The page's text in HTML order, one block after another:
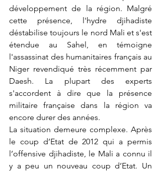
développement de la région. Malgré
cette présence, l'hydre djihadiste
déstabilise toujours le nord Mali et s'est
étendue au Sahel, en témoigne
l'assassinat des humanitaires français au
Niger revendiqué très récemment par
Daesh. La plupart des experts
s'accordent à dire que la présence
militaire française dans la région va
encore durer des années.
La situation demeure complexe. Après
le coup d’Etat de 2012 qui a permis
l’offensive djihadiste, le Mali a connu il
y a peu un nouveau coup d’Etat. Un